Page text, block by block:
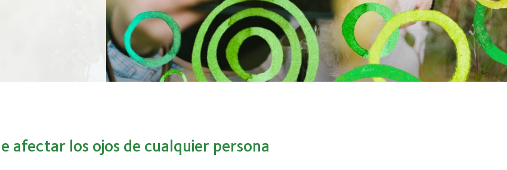
afectar los ojos de cualquier persona